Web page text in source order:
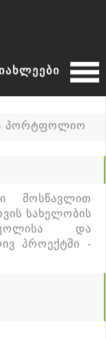
პორტფოლიო
მოსწავლით
სახელობის
და
პროექტში -